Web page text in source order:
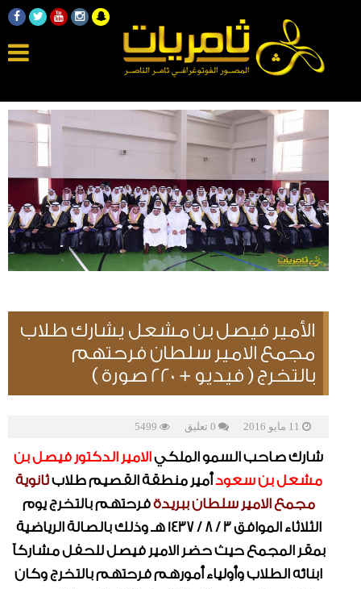
الأمير فيصل بن مشعل يشارك طلاب
مجمع الامير سلطان فرحتهم
بالتخرج ( فيديو + 220 صورة )
شارك صاحب السمو الملكيالامير الدكتور فيصل بن
مشعل بن سعودأمير منطقة القصيم طلابثانوية
مجمع الامير سلطان ببريدةفرحتهم بالتخرج يوم
الثلاثاء الموافق 3 / 8 / 1437 هـ وذلك بالصالة الرياضية
بمقر المجمع حيث حضر الامير فيصل للحفل مشاركآ
ابنائه الطلاب وأولياء أمورهم فرحتهم بالتخرج وكان